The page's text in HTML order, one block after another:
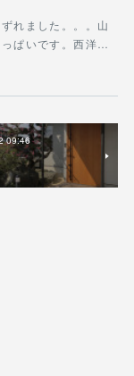
れました。。。山
ぱいです。西洋…
09:46